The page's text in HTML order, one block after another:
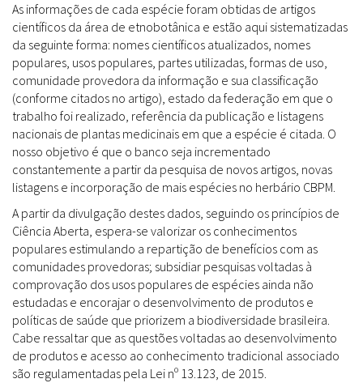
As informações de cada espécie foram obtidas de artigos
científicos da área de etnobotânica e estão aqui sistematizadas
da seguinte forma: nomes científicos atualizados, nomes
populares, usos populares, partes utilizadas, formas de uso,
comunidade provedora da informação e sua classificação
(conforme citados no artigo), estado da federação em que o
trabalho foi realizado, referência da publicação e listagens
nacionais de plantas medicinais em que a espécie é citada. O
nosso objetivo é que o banco seja incrementado
constantemente a partir da pesquisa de novos artigos, novas
listagens e incorporação de mais espécies no herbário CBPM.
A partir da divulgação destes dados, seguindo os princípios de
Ciência Aberta, espera-se valorizar os conhecimentos
populares estimulando a repartição de benefícios com as
comunidades provedoras; subsidiar pesquisas voltadas à
comprovação dos usos populares de espécies ainda não
estudadas e encorajar o desenvolvimento de produtos e
políticas de saúde que priorizem a biodiversidade brasileira.
Cabe ressaltar que as questões voltadas ao desenvolvimento
de produtos e acesso ao conhecimento tradicional associado
são regulamentadas pela Lei nº 13.123, de 2015.